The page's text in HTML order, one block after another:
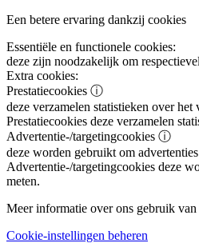
Een betere ervaring dankzij cookies
Essentiële en functionele cookies:
deze zijn noodzakelijk om
Extra cookies:
Prestatiecookies ⓘ
deze verzamelen statistieken over
Prestatiecookies deze verzamelen
Advertentie-/targetingcookies ⓘ
deze worden gebruikt om
Advertentie-/targetingcookies deze
meten.
Meer informatie over ons gebruik
Cookie-instellingen beheren